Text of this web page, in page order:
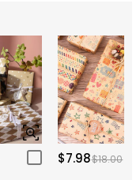
$7.98$18.00